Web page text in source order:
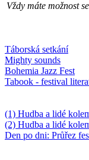
Vždy máte možnost
Táborská setkání
Mighty sounds
Bohemia Jazz Fest
Tabook - festival
(1) Hudba a lidé
(2) Hudba a lidé
Den po dni: Průřez